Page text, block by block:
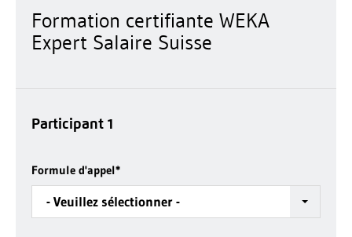
Formation certifiante WEKA
Expert Salaire Suisse
Participant 1
Formule d'appel*
- Veuillez sélectionner -